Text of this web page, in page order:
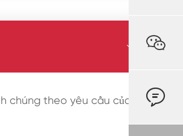

chúng theo yêu cầu của

